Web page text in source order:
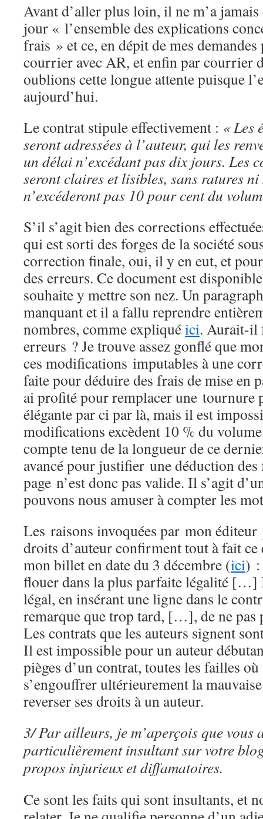
Avant d’aller plus loin, il ne m’a
jour « l’ensemble des explications
frais » et ce, en dépit de mes
courrier avec AR, et enfin par courrier
oublions cette longue attente puisque
aujourd’hui.
Le contrat stipule effectivement : «Les
seront adressées à l’auteur, qui les
un délai n’excédant pas dix jours. Les
seront claires et lisibles, sans ratures ni
n’excéderont pas 10pour cent du
S’il s’agit bien des corrections
qui est sorti des forges de la société
correction finale, oui, il y en eut, et
des erreurs. Ce document est
souhaite y mettre son nez. Un
manquant et il a fallu reprendre
nombres, comme expliquéici. Aurait-il
erreurs ? Je trouve assez gonflé que
ces modifications imputables à une
faite pour déduire des frais de mise en
ai profité pour remplacer une tournure
élégante par ci par là, mais il est
modifications excèdent 10 % du
compte tenu de la longueur de ce
avancé pour justifier une déduction des
page n’est donc pas valide. Il s’agit
pouvons nous amuser à compter les
Les raisons invoquées par mon éditeur
droits d’auteur confirment tout à fait ce
mon billet en date du 3 décembre (ici) :
flouer dans la plus parfaite légalité […]
légal, en insérant une ligne dans le
remarque que trop tard, […], de ne pas
Les contrats que les auteurs signent
Il est impossible pour un auteur
pièges d’un contrat, toutes les failles
s’engouffrer ultérieurement la
reverser ses droits à un auteur.
3/ Par ailleurs, je m’aperçois que vous
particulièrement insultant sur votre
propos injurieux et diffamatoires.
Ce sont les faits qui sont insultants, et